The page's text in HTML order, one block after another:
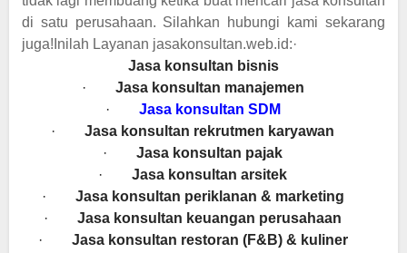
di satu perusahaan. Silahkan hubungi kami sekarang
juga!Inilah Layanan jasakonsultan.web.id:·
Jasa konsultan bisnis
· Jasa konsultan manajemen
·
Jasa konsultan SDM
· Jasa konsultan rekrutmen karyawan
· Jasa konsultan pajak
· Jasa konsultan arsitek
· Jasa konsultan periklanan & marketing
· Jasa konsultan keuangan perusahaan
· Jasa konsultan restoran (F&B) & kuliner